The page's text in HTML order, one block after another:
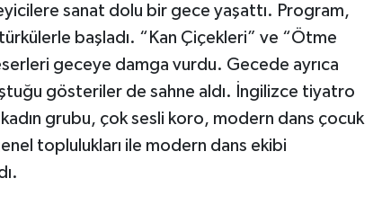
sanat dolu bir gece yaşattı. Program,
başladı. “Kan Çiçekleri” ve “Ötme
geceye damga vurdu. Gecede ayrıca
gösteriler de sahne aldı. İngilizce tiyatro
grubu, çok sesli koro, modern dans çocuk
toplulukları ile modern dans ekibi